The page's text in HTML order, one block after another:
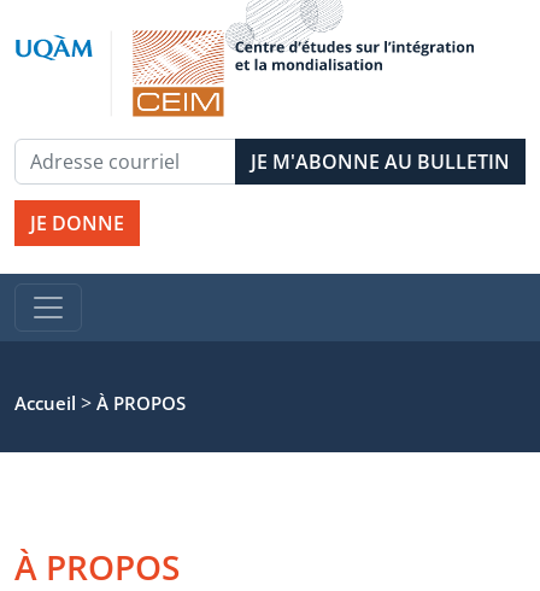
JE DONNE
Accueil > À PROPOS
À PROPOS